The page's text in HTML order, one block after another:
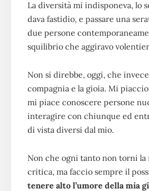
La diversità mi indisponeva, lo
dava fastidio, e passare una
due persone
squilibrio che aggiravo
Non si direbbe, oggi, che
compagnia e la gioia. Mi
mi piace conoscere persone
interagire con chiunque ed
di vista diversi dal mio.
Non che ogni tanto non torni la
critica, ma faccio sempre il
tenere alto l’umore della mia